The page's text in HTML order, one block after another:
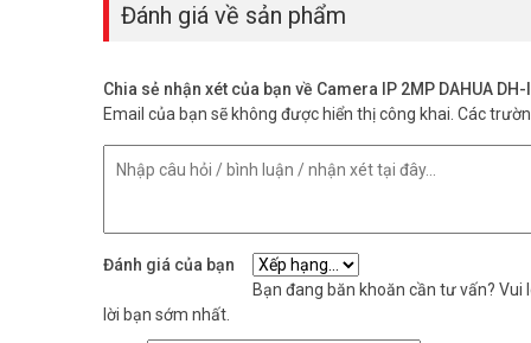
Đánh giá về sản phẩm
Chia sẻ nhận xét của bạn về Camera IP 2MP DAHUA
Email của bạn sẽ không được hiển thị công khai. Các
Đánh giá của bạn
Bạn đang băn khoăn cần tư vấn? Vui
lời bạn sớm nhất.